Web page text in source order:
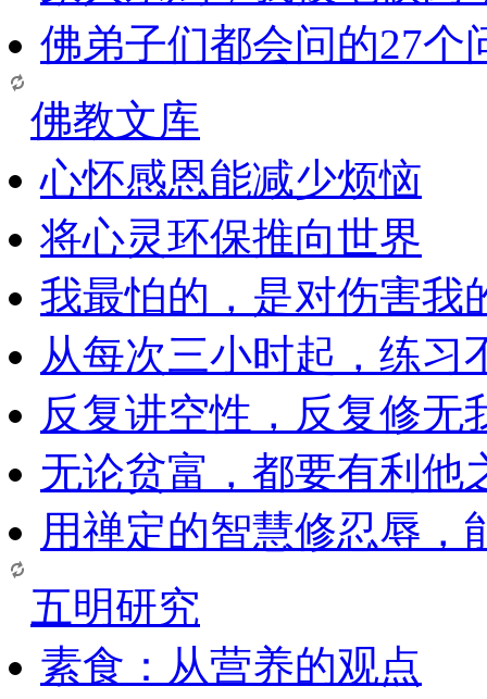
佛弟子们都会问的27个
佛教文库
心怀感恩能减少烦恼
将心灵环保推向世界
我最怕的，是对伤害我
从每次三小时起，练习
反复讲空性，反复修无
无论贫富，都要有利他
用禅定的智慧修忍辱，
五明研究
素食：从营养的观点